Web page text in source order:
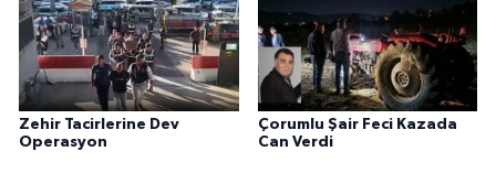
Zehir Tacirlerine Dev
Operasyon
Çorumlu Şair Feci Kazada
Can Verdi